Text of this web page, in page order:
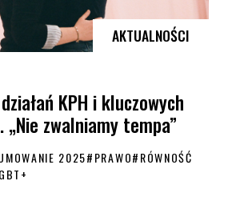
AKTUALNOŚCI
KPH i kluczowych
zwalniamy tempa”
2025#PRAWO#RÓWNOŚĆ